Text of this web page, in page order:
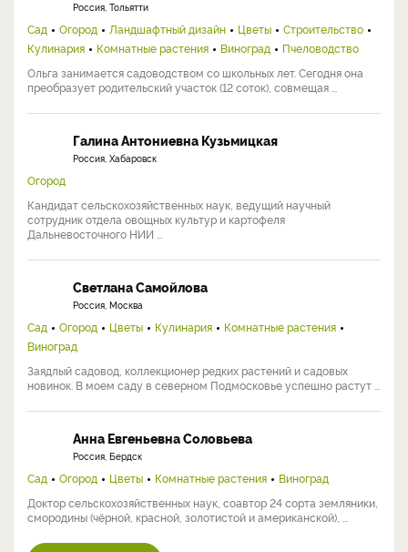
Россия, Тольятти
Сад Огород Ландшафтный дизайн Цветы
Строительство
Кулинария
Комнатные растения Виноград
Пчеловодство
Ольга занимается садоводством со школьных лет. Сегодня она
преобразует родительский участок (12 соток), совмещая ...
Галина Антониевна Кузьмицкая
Россия, Хабаровск
Огород
Кандидат сельскохозяйственных наук, ведущий научный
сотрудник отдела овощных культур и картофеля
Дальневосточного НИИ ...
Светлана Самойлова
Россия, Москва
Сад Огород Цветы Кулинария
Комнатные растения
Виноград
Заядлый садовод, коллекционер редких растений и садовых
новинок. В моем саду в северном Подмосковье успешно растут ...
Анна Евгеньевна Соловьева
Россия, Бердск
Сад Огород Цветы Комнатные растения
Виноград
Доктор сельскохозяйственных наук, соавтор 24 сорта земляники,
смородины (чёрной, красной, золотистой и американской), ...